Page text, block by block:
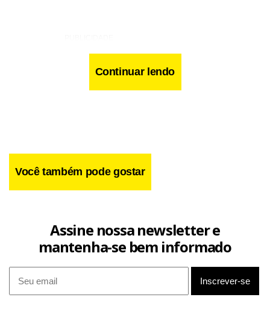
trabalha para identificar o autor ou os autores dos
disparos. Até o momento, não há informações sobre
Continuar lendo
Você também pode gostar
Assine nossa newsletter e
mantenha-se bem informado